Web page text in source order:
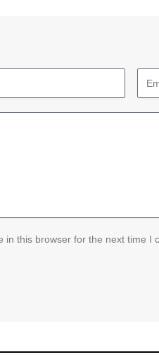
in this browser for the next time I